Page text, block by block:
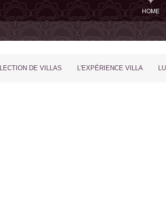
HOME
DE VILLAS L'EXPÉRIENCE VILLA